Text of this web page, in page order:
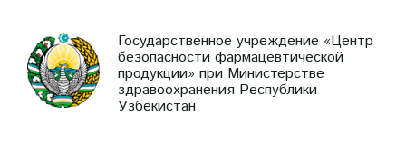
Государственное учреждение «Центр
безопасности фармацевтической
продукции» при Министерстве
здравоохранения Республики
Узбекистан